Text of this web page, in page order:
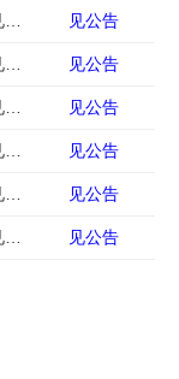
见公告 见公告
见公告 见公告
见公告 见公告
见公告 见公告
见公告 见公告
见公告 见公告